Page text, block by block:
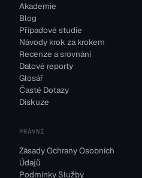
Akademie
Blog
Případové studie
Návody krok za krokem
Recenze a srovnání
Datové reporty
Glosář
Časté Dotazy
Diskuze
PRÁVNÍ
Zásady Ochrany Osobních
Údajů
Podmínky Služby